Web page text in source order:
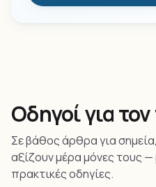
Οδηγοί για
Σε βάθος άρθρα για
αξίζουν μέρα μόνες τους —
πρακτικές οδηγίες.